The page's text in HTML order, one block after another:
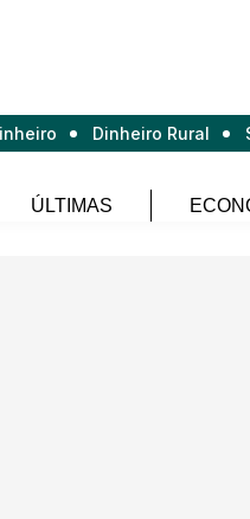
Dinheiro Rural
ÚLTIMAS